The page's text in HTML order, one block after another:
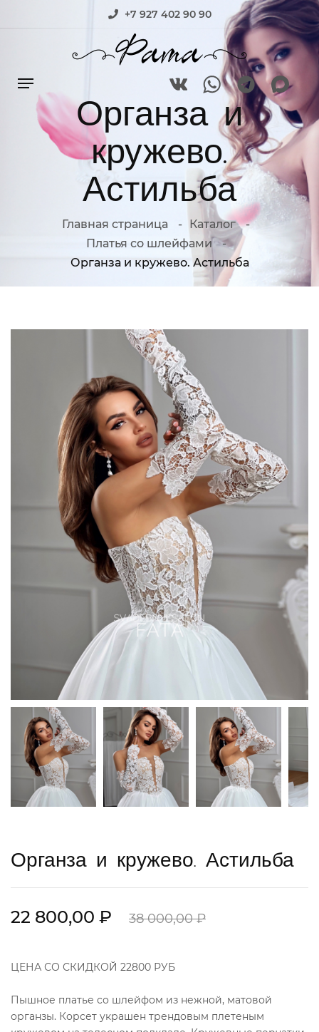
+7 927 402 90 90
Органза и
кружево.
Астильба
Главная страница
Каталог
Платья со шлейфами
Органза и кружево. Астильба
Органза и кружево. Астильба
22 800,00 ₽ 38 000,00 ₽
ЦЕНА СО СКИДКОЙ 22800 РУБ
Пышное платье со шлейфом из нежной, матовой
органзы. Корсет украшен трендовым плетеным